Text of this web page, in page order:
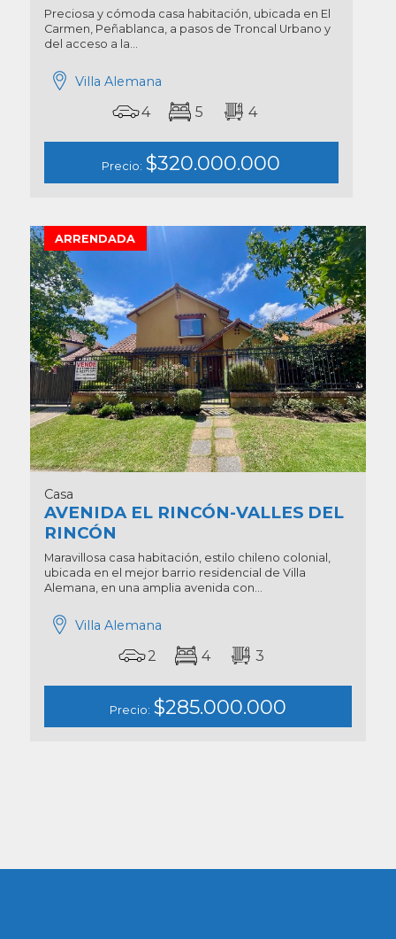
Preciosa y cómoda casa habitación, ubicada en El
Carmen, Peñablanca, a pasos de Troncal Urbano y
del acceso a la...
Villa Alemana
4 5 4
Precio: $320.000.000
ARRENDADA
Casa
AVENIDA EL RINCÓN-VALLES DEL
RINCÓN
Maravillosa casa habitación, estilo chileno colonial,
ubicada en el mejor barrio residencial de Villa
Alemana, en una amplia avenida con...
Villa Alemana
2 4 3
Precio: $285.000.000